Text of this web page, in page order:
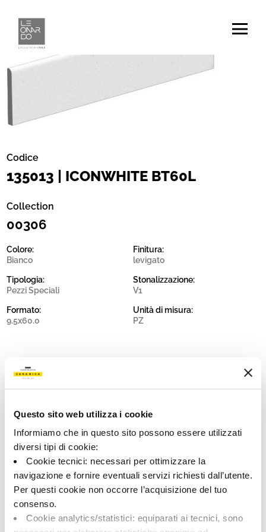
Questo sito web utilizza i cookie
Informiamo che in questo sito possono essere utilizzati
diversi tipi di cookie:
Cookie tecnici: necessari per ottimizzare la
navigazione e fornire eventuali servizi richiesti dall’utente.
Per questi cookie non occorre l’acquisizione del tuo
consenso.
Cookie analytics/statistici: equiparati ai tecnici, sono
Codice
135013 | ICONWHITE BT60L
Collection
00306
Colore:
Bianco
Tipologia:
Pezzi Speciali
Formato:
9.5x60.0
Finitura:
levigato
Stonalizzazione:
V1
Unità di misura:
PZ